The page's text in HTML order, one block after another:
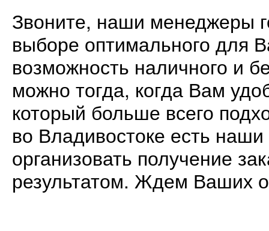
Звоните, наши менеджеры
выборе оптимального для
возможность наличного и
можно тогда, когда Вам
который больше всего
во Владивостоке есть
организовать получение
результатом. Ждем Ваших